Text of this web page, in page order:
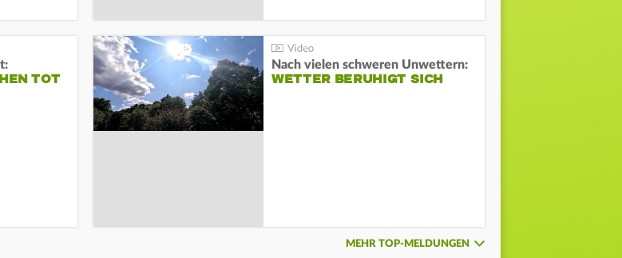
TOT
Nach vielen schweren Unwettern:
WETTER BERUHIGT SICH
MEHR TOP-MELDUNGEN